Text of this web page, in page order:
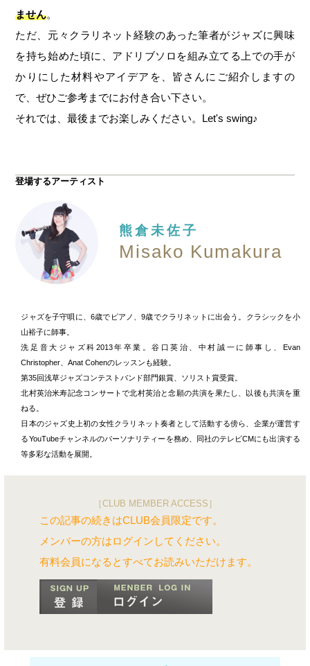
ません。
ただ、元々クラリネット経験のあった筆者がジャズに興味
を持ち始めた頃に、アドリブソロを組み立てる上での手が
かりにした材料やアイデアを、皆さんにご紹介しますの
で、ぜひご参考までにお付き合い下さい。
それでは、最後までお楽しみください。Let's swing♪
登場するアーティスト
熊倉未佐子
Misako Kumakura
ジャズを子守唄に、6歳でピアノ、9歳でクラリネットに出会う。クラシックを小
山裕子に師事。
洗足音大ジャズ科2013年卒業。谷口英治、中村誠一に師事し、Evan
Christopher、Anat Cohenのレッスンも経験。
第35回浅草ジャズコンテストバンド部門銀賞、ソリスト賞受賞。
北村英治米寿記念コンサートで北村英治と念願の共演を果たし、以後も共演を重
ねる。
日本のジャズ史上初の女性クラリネット奏者として活動する傍ら、企業が運営す
るYouTubeチャンネルのパーソナリティーを務め、同社のテレビCMにも出演する
等多彩な活動を展開。
［CLUB MEMBER ACCESS］
この記事の続きはCLUB会員限定です。
メンバーの方はログインしてください。
有料会員になるとすべてお読みいただけます。